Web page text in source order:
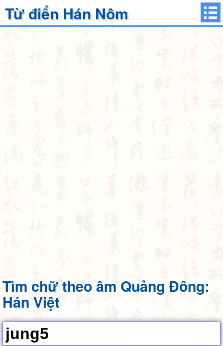
Từ điển Hán Nôm
Tìm chữ theo âm Quảng Đông:
Hán Việt